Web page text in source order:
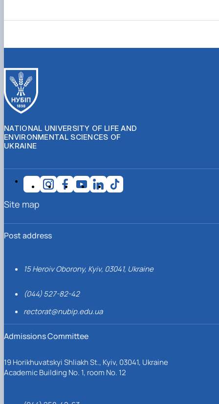
NATIONAL UNIVERSITY OF LIFE AND
ENVIRONMENTAL SCIENCES OF
UKRAINE
Post address
15 Heroiv Oborony, Kyiv, 03041, Ukraine
(044) 527-82-42
rectorat@nubip.edu.ua
Admissions Committee
19 Horikhuvatskyi Shliakh St., Kyiv, 03041, Ukraine
Academic Building No. 1, room No. 12
Site map